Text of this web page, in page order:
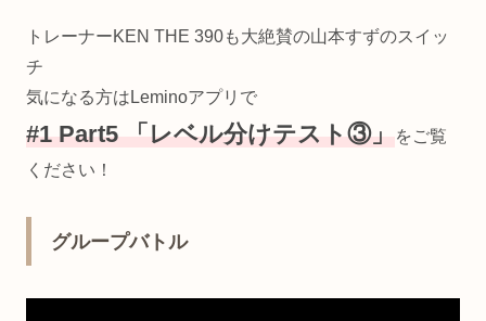
トレーナーKEN THE 390も大絶賛の山本すずのスイッ
チ
気になる方はLeminoアプリで
#1 Part5 「レベル分けテスト③」をご覧
ください！
グループバトル